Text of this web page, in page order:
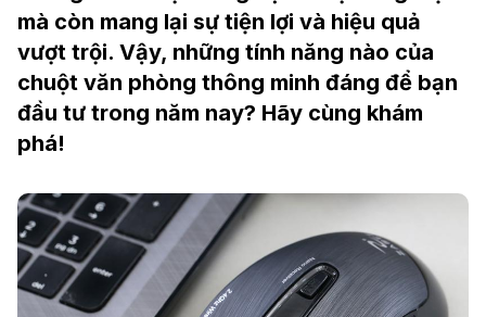
mà còn mang lại sự tiện lợi và hiệu quả
vượt trội. Vậy, những tính năng nào của
chuột văn phòng thông minh đáng để bạn
đầu tư trong năm nay? Hãy cùng khám
phá!